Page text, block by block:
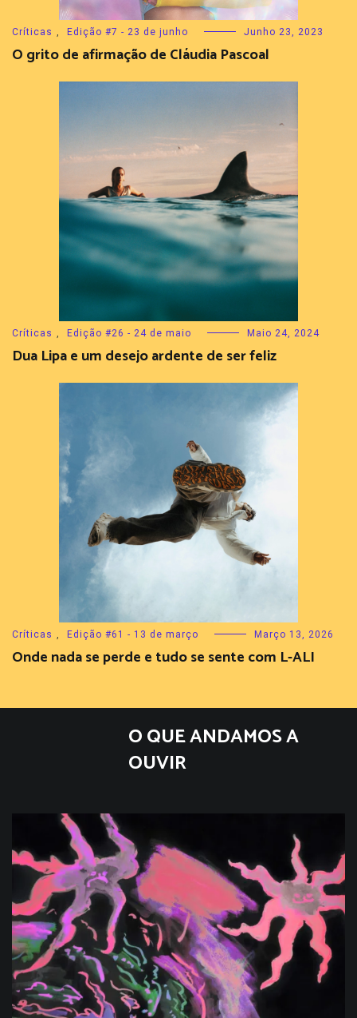
Críticas Edição #7 - 23 de junho Junho 23, 2023
O grito de afirmação de Cláudia Pascoal
Críticas Edição #26 - 24 de maio Maio 24, 2024
Dua Lipa e um desejo ardente de ser feliz
Críticas Edição #61 - 13 de março Março 13, 2026
Onde nada se perde e tudo se sente com L-ALI
O QUE ANDAMOS A
OUVIR